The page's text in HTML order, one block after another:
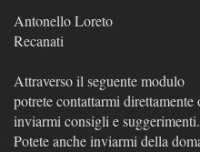
Antonello Loreto
Recanati
Attraverso il seguente modulo
potrete contattarmi direttamente
inviarmi consigli e suggerimenti.
Potete anche inviarmi della